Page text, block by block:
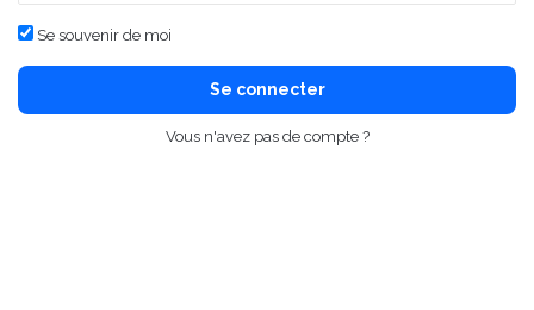
Se souvenir de moi
Se connecter
Vous n'avez pas de compte ?